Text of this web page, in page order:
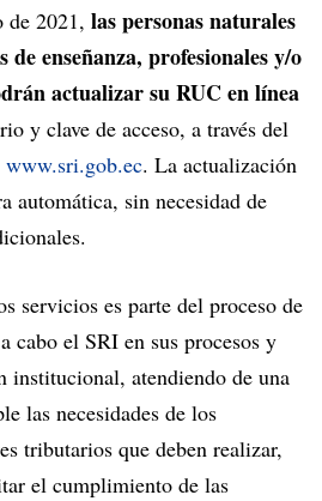
de 2021, las personas naturales
de enseñanza, profesionales y/o
actualizar su RUC en línea
y clave de acceso, a través del
www.sri.gob.ec. La actualización
automática, sin necesidad de
servicios es parte del proceso de
cabo el SRI en sus procesos y
institucional, atendiendo de una
las necesidades de los
tributarios que deben realizar,
el cumplimiento de las